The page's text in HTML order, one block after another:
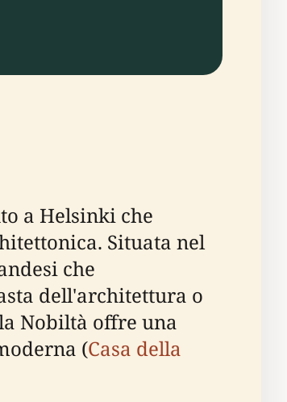
a Helsinki che
Situata nel
che
dell'architettura o
Nobiltà offre una
(Casa della